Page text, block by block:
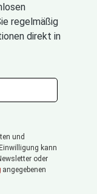
regelmäßig
direkt in
und
kann
oder
angegebenen